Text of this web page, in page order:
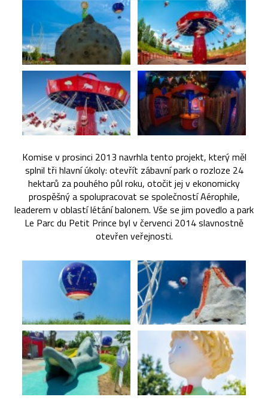
Komise v prosinci 2013 navrhla tento projekt, který měl
splnil tři hlavní úkoly: otevřít zábavní park o rozloze 24
hektarů za pouhého půl roku, otočit jej v ekonomicky
prospěšný a spolupracovat se společností Aérophile,
leaderem v oblastí létání balonem. Vše se jim povedlo a park
Le Parc du Petit Prince byl v červenci 2014 slavnostně
otevřen veřejnosti.